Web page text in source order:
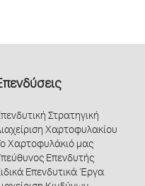
Στρατηγική
Χαρτοφυλακίου
Χαρτοφυλάκιό μας
Επενδυτής
Επενδυτικά Έργα